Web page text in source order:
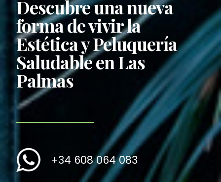
Descubre una nueva
forma de vivir la
Estética y Peluquería
Saludable en Las
Palmas
+34 608 064 083